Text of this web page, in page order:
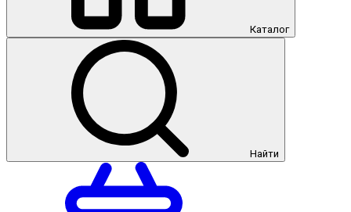
Каталог
Найти